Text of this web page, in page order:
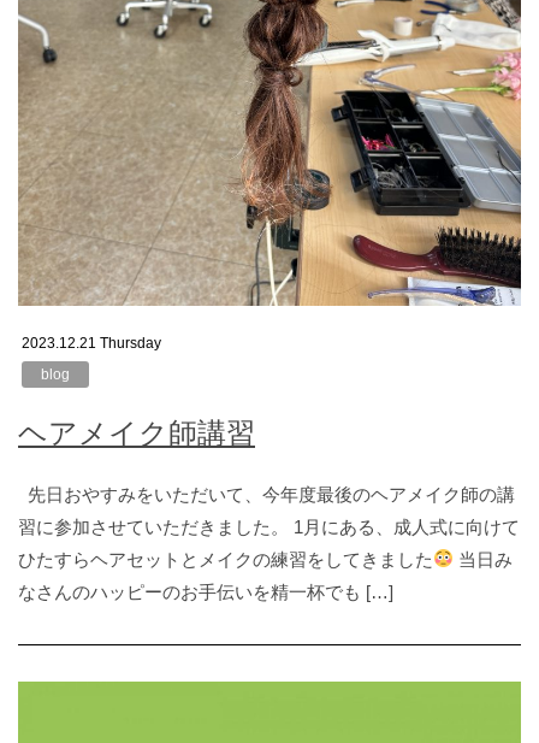
2023.12.21 Thursday
blog
ヘアメイク師講習
先日おやすみをいただいて、今年度最後のヘアメイク師の講
習に参加させていただきました。 1月にある、成人式に向けて
ひたすらヘアセットとメイクの練習をしてきました
当日み
なさんのハッピーのお手伝いを精一杯でも […]